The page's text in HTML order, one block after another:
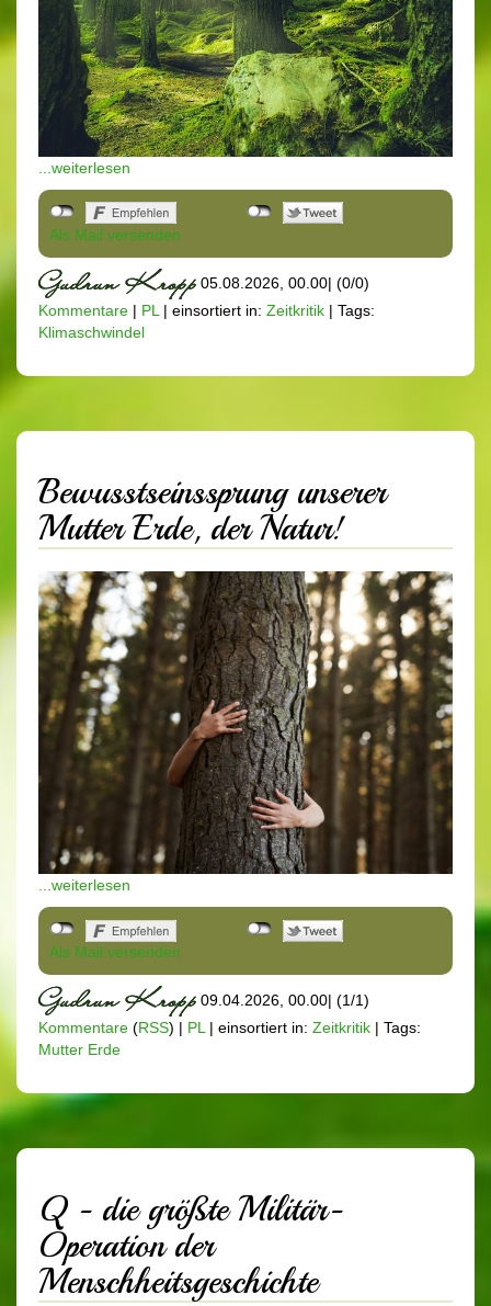
...weiterlesen
Als Mail versenden
05.08.2026, 00.00| (0/0)
Kommentare | PL | einsortiert in: Zeitkritik | Tags:
Klimaschwindel
Bewusstseinssprung unserer
Mutter Erde, der Natur!
...weiterlesen
Als Mail versenden
09.04.2026, 00.00| (1/1)
Kommentare (RSS) | PL| einsortiert in: Zeitkritik | Tags:
Mutter Erde
Q - die größte Militär-
Operation der
Menschheitsgeschichte